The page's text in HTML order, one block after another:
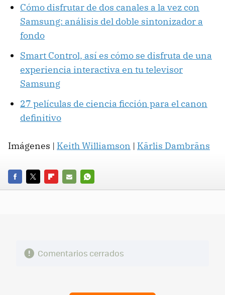
Cómo disfrutar de dos canales a la vez con
Samsung: análisis del doble sintonizador a
fondo
Smart Control, así es cómo se disfruta de una
experiencia interactiva en tu televisor
Samsung
27 películas de ciencia ficción para el canon
definitivo
Imágenes | Keith Williamson | Kārlis Dambrāns
FACEBOOK
TWITTERFLIPBOARD
E-
WHATSAPP
Comentarios cerrados